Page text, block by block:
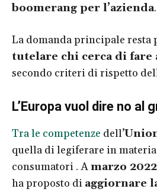
boomerang per l’azienda.
La domanda principale resta
tutelare chi cerca di fare
secondo criteri di rispetto
L’Europa vuol dire no al
Tra le competenze dell’
quella di legiferare in
consumatori . Amarzo 2022
ha proposto di aggiornare